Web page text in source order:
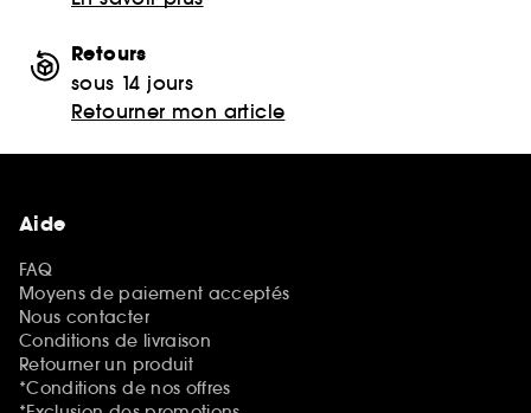
Retours
sous 14 jours
Retourner mon article
Aide
FAQ
Moyens de paiement acceptés
Nous contacter
Conditions de livraison
Retourner un produit
*Conditions de nos offres